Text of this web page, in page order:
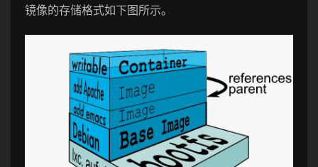
镜像的存储格式如下图所示。